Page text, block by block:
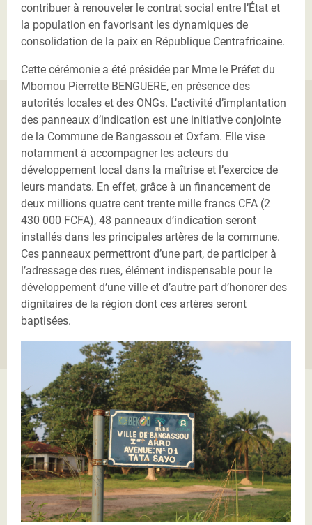
contribuer à renouveler le contrat social entre l’État et
la population en favorisant les dynamiques de
consolidation de la paix en République Centrafricaine.
Cette cérémonie a été présidée par Mme le Préfet du
Mbomou Pierrette BENGUERE, en présence des
autorités locales et des ONGs. L’activité d’implantation
des panneaux d’indication est une initiative conjointe
de la Commune de Bangassou et Oxfam. Elle vise
notamment à accompagner les acteurs du
développement local dans la maîtrise et l’exercice de
leurs mandats. En effet, grâce à un financement de
deux millions quatre cent trente mille francs CFA (2
430 000 FCFA), 48 panneaux d’indication seront
installés dans les principales artères de la commune.
Ces panneaux permettront d’une part, de participer à
l’adressage des rues, élément indispensable pour le
développement d’une ville et d’autre part d’honorer des
dignitaires de la région dont ces artères seront
baptisées.
IMG_0748.JPG